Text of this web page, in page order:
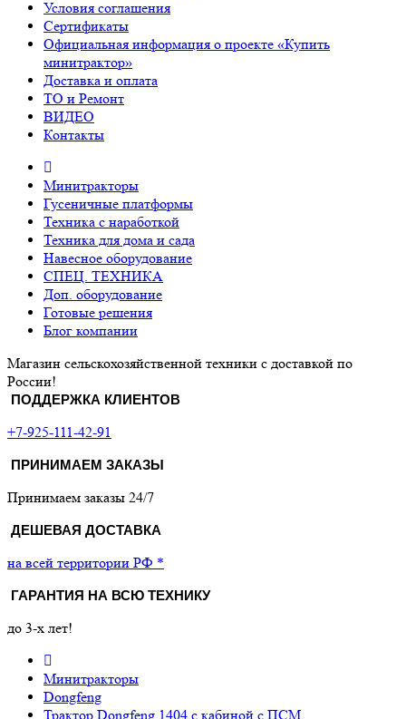
Условия соглашения
Сертификаты
Официальная информация о проекте «Купить
минитрактор»
Доставка и оплата
ТО и Ремонт
ВИДЕО
Контакты
Минитракторы
Гусеничные платформы
Техника с наработкой
Техника для дома и сада
Навесное оборудование
СПЕЦ. ТЕХНИКА
Доп. оборудование
Готовые решения
Блог компании
Магазин сельскохозяйственной техники с доставкой по
России!
ПОДДЕРЖКА КЛИЕНТОВ
+7-925-111-42-91
ПРИНИМАЕМ ЗАКАЗЫ
Принимаем заказы 24/7
ДЕШЕВАЯ ДОСТАВКА
на всей территории РФ *
ГАРАНТИЯ НА ВСЮ ТЕХНИКУ
до 3-х лет!
Минитракторы
Dongfeng
Трактор Dongfeng 1404 с кабиной с ПСМ